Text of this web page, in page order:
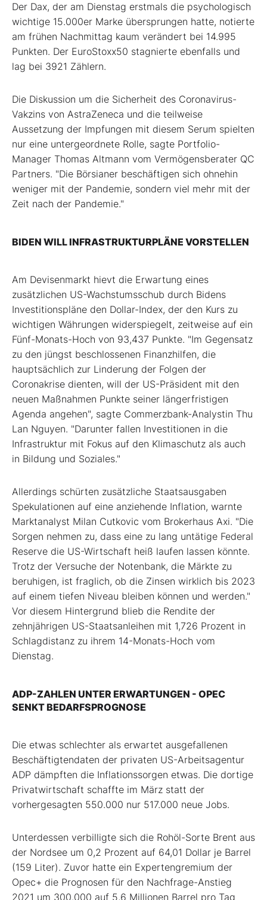
Der Dax, der am Dienstag erstmals die psychologisch
wichtige 15.000er Marke übersprungen hatte, notierte
am frühen Nachmittag kaum verändert bei 14.995
Punkten. Der EuroStoxx50 stagnierte ebenfalls und
lag bei 3921 Zählern.
Die Diskussion um die Sicherheit des Coronavirus-
Vakzins von AstraZeneca und die teilweise
Aussetzung der Impfungen mit diesem Serum spielten
nur eine untergeordnete Rolle, sagte Portfolio-
Manager Thomas Altmann vom Vermögensberater QC
Partners. "Die Börsianer beschäftigen sich ohnehin
weniger mit der Pandemie, sondern viel mehr mit der
Zeit nach der Pandemie."
BIDEN WILL INFRASTRUKTURPLÄNE VORSTELLEN
Am Devisenmarkt hievt die Erwartung eines
zusätzlichen US-Wachstumsschub durch Bidens
Investitionspläne den Dollar-Index, der den Kurs zu
wichtigen Währungen widerspiegelt, zeitweise auf ein
Fünf-Monats-Hoch von 93,437 Punkte. "Im Gegensatz
zu den jüngst beschlossenen Finanzhilfen, die
hauptsächlich zur Linderung der Folgen der
Coronakrise dienten, will der US-Präsident mit den
neuen Maßnahmen Punkte seiner längerfristigen
Agenda angehen", sagte Commerzbank-Analystin Thu
Lan Nguyen. "Darunter fallen Investitionen in die
Infrastruktur mit Fokus auf den Klimaschutz als auch
in Bildung und Soziales."
Allerdings schürten zusätzliche Staatsausgaben
Spekulationen auf eine anziehende Inflation, warnte
Marktanalyst Milan Cutkovic vom Brokerhaus Axi. "Die
Sorgen nehmen zu, dass eine zu lang untätige Federal
Reserve die US-Wirtschaft heiß laufen lassen könnte.
Trotz der Versuche der Notenbank, die Märkte zu
beruhigen, ist fraglich, ob die Zinsen wirklich bis 2023
auf einem tiefen Niveau bleiben können und werden."
Vor diesem Hintergrund blieb die Rendite der
zehnjährigen US-Staatsanleihen mit 1,726 Prozent in
Schlagdistanz zu ihrem 14-Monats-Hoch vom
Dienstag.
ADP-ZAHLEN UNTER ERWARTUNGEN - OPEC
SENKT BEDARFSPROGNOSE
Die etwas schlechter als erwartet ausgefallenen
Beschäftigtendaten der privaten US-Arbeitsagentur
ADP dämpften die Inflationssorgen etwas. Die dortige
Privatwirtschaft schaffte im März statt der
vorhergesagten 550.000 nur 517.000 neue Jobs.
Unterdessen verbilligte sich die Rohöl-Sorte Brent aus
der Nordsee um 0,2 Prozent auf 64,01 Dollar je Barrel
(159 Liter). Zuvor hatte ein Expertengremium der
Opec+ die Prognosen für den Nachfrage-Anstieg
2021 um 300.000 auf 5,6 Millionen Barrel pro Tag